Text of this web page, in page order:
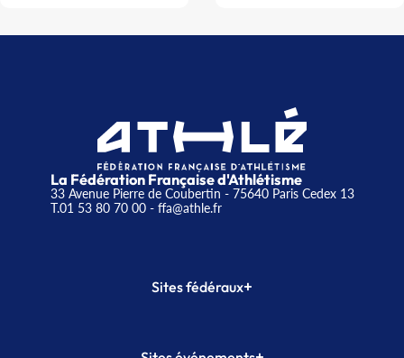
La Fédération Française d'Athlétisme
33 Avenue Pierre de Coubertin - 75640 Paris Cedex 13
T.01 53 80 70 00- ffa@athle.fr
Sites fédéraux+